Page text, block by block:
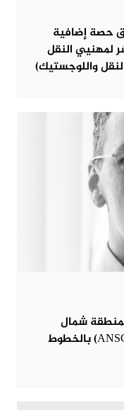
حصة إضافية
لمهنيي النقل
واللوجستيك)
لمنطقة شمال
إفريقيا والساحل وغرب إفريقيا (ANSCO) بالخطوط